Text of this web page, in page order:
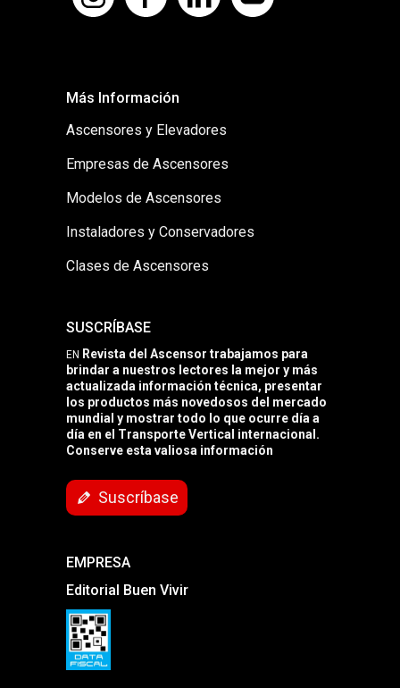
Más Información
Ascensores y Elevadores
Empresas de Ascensores
Modelos de Ascensores
Instaladores y Conservadores
Clases de Ascensores
SUSCRÍBASE
EN Revista del Ascensor trabajamos para
brindar a nuestros lectores la mejor y más
actualizada información técnica, presentar
los productos más novedosos del mercado
mundial y mostrar todo lo que ocurre día a
día en el Transporte Vertical internacional.
Conserve esta valiosa información
Suscríbase
EMPRESA
Editorial Buen Vivir